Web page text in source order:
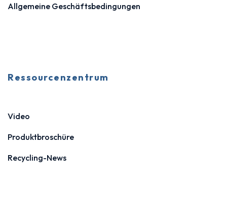
Allgemeine Geschäftsbedingungen
Ressourcenzentrum
Video
Produktbroschüre
Recycling-News